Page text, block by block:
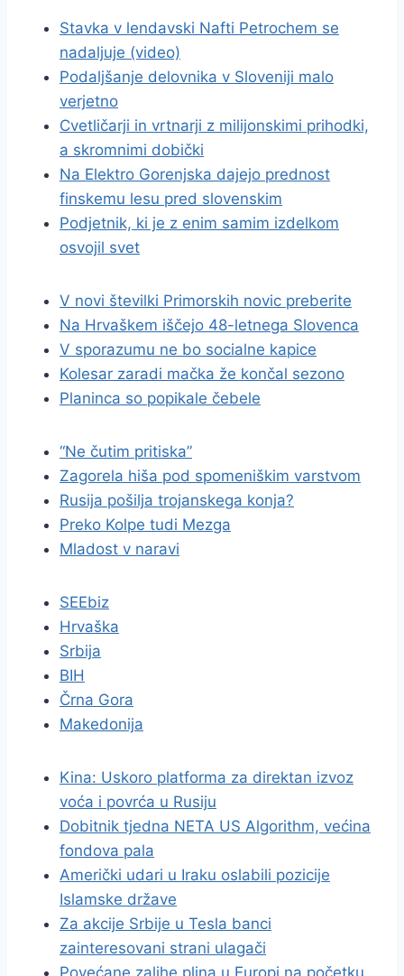
Stavka v lendavski Nafti Petrochem se
nadaljuje (video)
Podaljšanje delovnika v Sloveniji malo
verjetno
Cvetličarji in vrtnarji z milijonskimi prihodki,
a skromnimi dobički
Na Elektro Gorenjska dajejo prednost
finskemu lesu pred slovenskim
Podjetnik, ki je z enim samim izdelkom
osvojil svet
V novi številki Primorskih novic preberite
Na Hrvaškem iščejo 48-letnega Slovenca
V sporazumu ne bo socialne kapice
Kolesar zaradi mačka že končal sezono
Planinca so popikale čebele
“Ne čutim pritiska”
Zagorela hiša pod spomeniškim varstvom
Rusija pošilja trojanskega konja?
Preko Kolpe tudi Mezga
Mladost v naravi
SEEbiz
Hrvaška
Srbija
BIH
Črna Gora
Makedonija
Kina: Uskoro platforma za direktan izvoz
voća i povrća u Rusiju
Dobitnik tjedna NETA US Algorithm, većina
fondova pala
Američki udari u Iraku oslabili pozicije
Islamske države
Za akcije Srbije u Tesla banci
zainteresovani strani ulagači
Povećane zalihe plina u Europi na početku